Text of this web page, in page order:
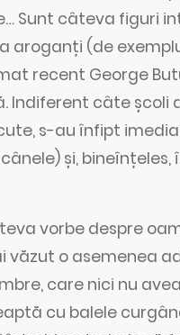
Sunt câteva figuri
aroganți (de
recent George
Indiferent câte școli
s-au înfipt
și, bineînțeles,
vorbe despre
o asemenea
care nici nu
cu balele